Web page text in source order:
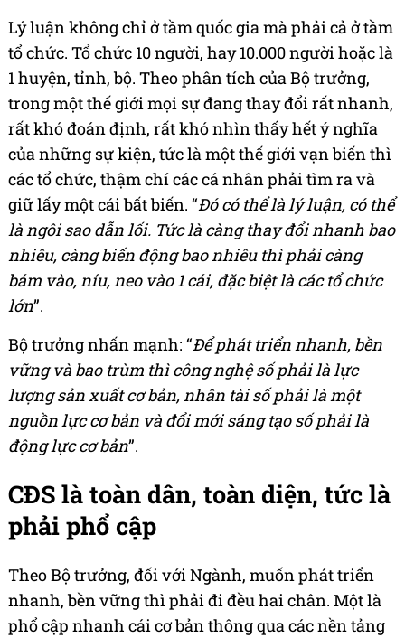
Lý luận không chỉ ở tầm quốc gia mà phải cả ở tầm
tổ chức. Tổ chức 10 người, hay 10.000 người hoặc là
1 huyện, tỉnh, bộ. Theo phân tích của Bộ trưởng,
trong một thế giới mọi sự đang thay đổi rất nhanh,
rất khó đoán định, rất khó nhìn thấy hết ý nghĩa
của những sự kiện, tức là một thế giới vạn biến thì
các tổ chức, thậm chí các cá nhân phải tìm ra và
giữ lấy một cái bất biến. “Đó có thể là lý luận, có thể
là ngôi sao dẫn lối. Tức là càng thay đổi nhanh bao
nhiêu, càng biến động bao nhiêu thì phải càng
bám vào, níu, neo vào 1 cái, đặc biệt là các tổ chức
lớn”.
Bộ trưởng nhấn mạnh: “Để phát triển nhanh, bền
vững và bao trùm thì công nghệ số phải là lực
lượng sản xuất cơ bản, nhân tài số phải là một
nguồn lực cơ bản và đổi mới sáng tạo số phải là
động lực cơ bản”.
CĐS là toàn dân, toàn diện, tức là
phải phổ cập
Theo Bộ trưởng, đối với Ngành, muốn phát triển
nhanh, bền vững thì phải đi đều hai chân. Một là
phổ cập nhanh cái cơ bản thông qua các nền tảng